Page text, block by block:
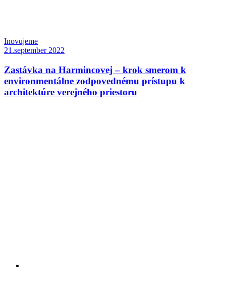
Inovujeme
21.september 2022
Zastávka na Harmincovej – krok smerom k
environmentálne zodpovednému prístupu k
architektúre verejného priestoru